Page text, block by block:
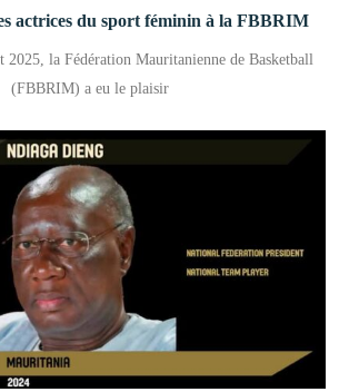
actrices du sport féminin à la FBBRIM
la Fédération Mauritanienne de Basketball
(FBBRIM) a eu le plaisir